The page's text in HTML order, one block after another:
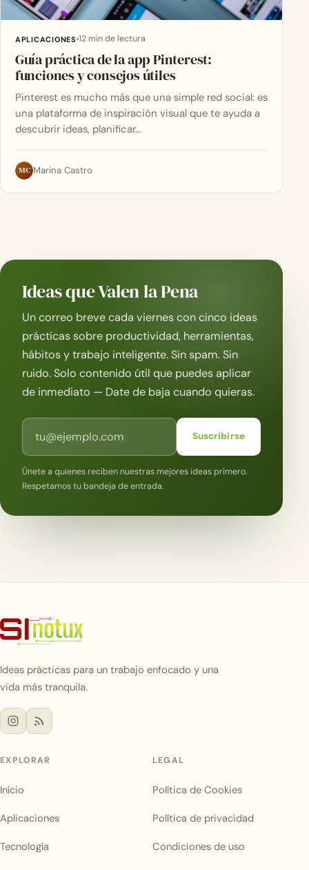
APLICACIONES 12 min de lectura
Guía práctica de la app Pinterest:
funciones y consejos útiles
Pinterest es mucho más que una simple red social: es
una plataforma de inspiración visual que te ayuda a
descubrir ideas, planificar…
MC Marina Castro
Ideas que Valen la Pena
Un correo breve cada viernes con cinco ideas
prácticas sobre productividad, herramientas,
hábitos y trabajo inteligente. Sin spam. Sin
ruido. Solo contenido útil que puedes aplicar
de inmediato — Date de baja cuando quieras.
Correo electrónico
Suscribirse
Únete a quienes reciben nuestras mejores ideas primero.
Respetamos tu bandeja de entrada.
Ideas prácticas para un trabajo enfocado y una
vida más tranquila.
EXPLORAR
Início
Aplicaciones
Tecnología
LEGAL
Política de Cookies
Política de privacidad
Condiciones de uso